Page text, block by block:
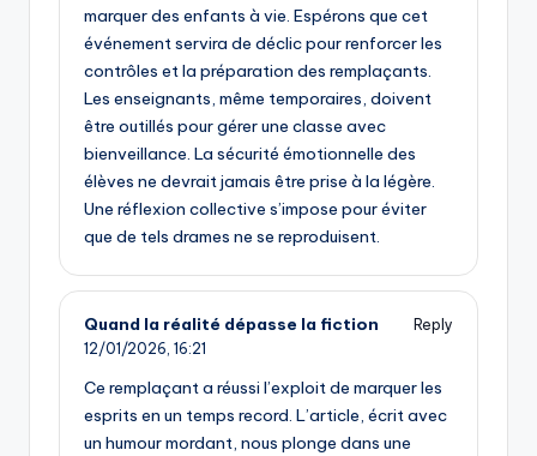
marquer des enfants à vie. Espérons que cet
événement servira de déclic pour renforcer les
contrôles et la préparation des remplaçants.
Les enseignants, même temporaires, doivent
être outillés pour gérer une classe avec
bienveillance. La sécurité émotionnelle des
élèves ne devrait jamais être prise à la légère.
Une réflexion collective s’impose pour éviter
que de tels drames ne se reproduisent.
Quand la réalité dépasse la fiction
Reply
12/01/2026, 16:21
Ce remplaçant a réussi l’exploit de marquer les
esprits en un temps record. L’article, écrit avec
un humour mordant, nous plonge dans une